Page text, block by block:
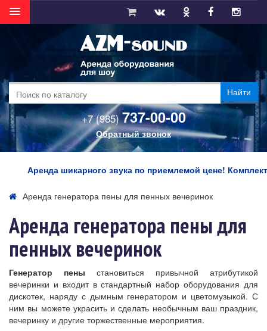
Найти
+7 (985)737-00-00
Обратный звонок
Аренда шикарного звука по приемлемой цене! Комплект
Аренда генератора пены для пенных вечеринок
Аренда генератора пены для
пенных вечеринок
Генератор пены становиться привычной атрибутикой
вечеринки и входит в стандартный набор оборудования для
дискотек, наряду с дымным генератором и цветомузыкой. С
ним вы можете украсить и сделать необычным ваш праздник,
вечеринку и другие торжественные мероприятия.